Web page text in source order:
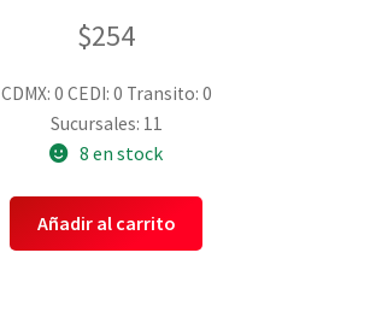
$254
CDMX: 0 CEDI: 0 Transito: 0
Sucursales: 11
8 en stock
Añadir al carrito